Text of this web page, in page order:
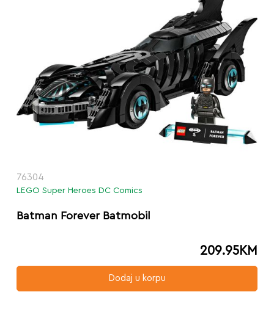
76304
LEGO Super Heroes DC Comics
Batman Forever Batmobil
209.95KM
Dodaj u korpu